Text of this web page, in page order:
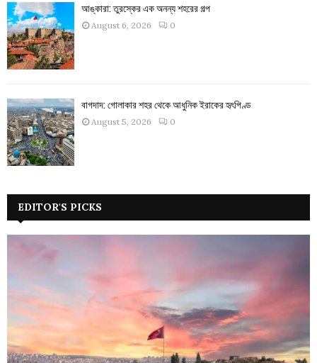
আঙ্কারা: তুরস্কের এক অনন্য শহরের গল্প
August 6, 2026 0
বাগদাদ: গোলাকার শহর থেকে আধুনিক ইরাকের হৃৎপিণ্ড
August 5, 2026 0
EDITOR'S PICKS